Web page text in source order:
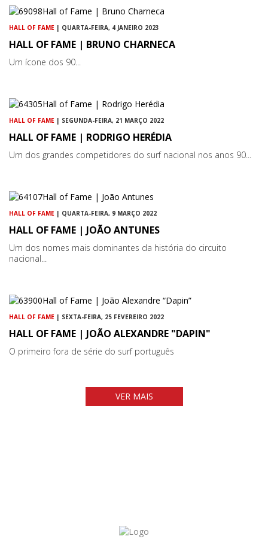
HALL OF FAME | QUARTA-FEIRA, 4 JANEIRO 2023
HALL OF FAME | BRUNO CHARNECA
Um ícone dos 90...
HALL OF FAME | SEGUNDA-FEIRA, 21 MARÇO 2022
HALL OF FAME | RODRIGO HERÉDIA
Um dos grandes competidores do surf nacional nos anos 90...
HALL OF FAME | QUARTA-FEIRA, 9 MARÇO 2022
HALL OF FAME | JOÃO ANTUNES
Um dos nomes mais dominantes da história do circuito
nacional...
HALL OF FAME | SEXTA-FEIRA, 25 FEVEREIRO 2022
HALL OF FAME | JOÃO ALEXANDRE "DAPIN"
O primeiro fora de série do surf português
VER MAIS